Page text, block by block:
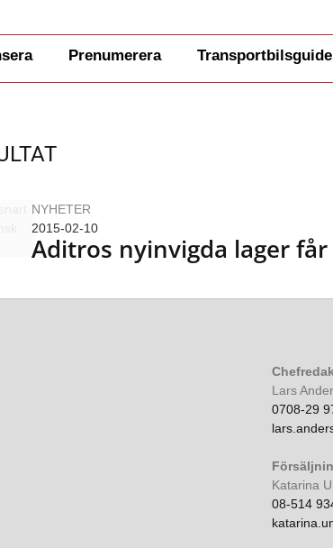
Prenumerera
NYHETER
2015-02-10
Aditros nyinvigda lager
Lars
0708-29
Katarina
08-514